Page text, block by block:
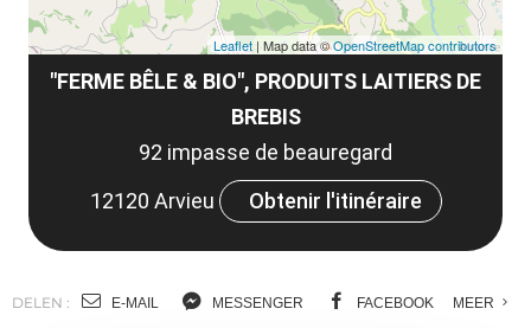
"FERME BÊLE & BIO", PRODUITS LAITIERS DE
BREBIS
92 impasse de beauregard
12120 Arvieu
Obtenir l'itinéraire
Leaflet | Map data ©OpenStreetMap contributors
DELEN : E-MAIL MESSENGER FACEBOOK MEER